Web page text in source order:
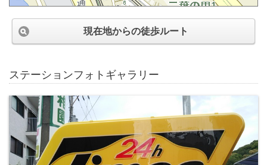
現在地からの徒歩ルート
ステーションフォトギャラリー